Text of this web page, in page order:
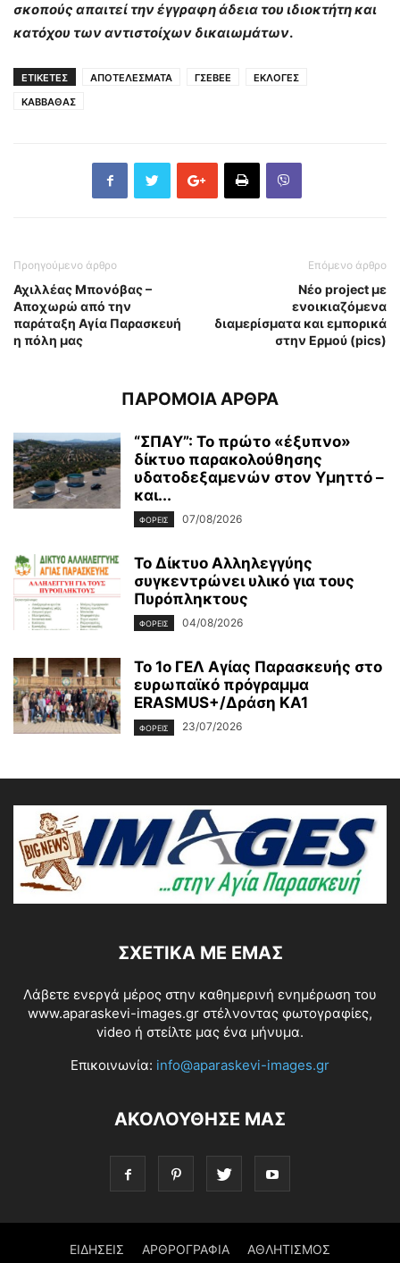
σκοπούς απαιτεί την έγγραφη άδεια του ιδιοκτήτη και
κατόχου των αντιστοίχων δικαιωμάτων.
ΕΤΙΚΕΤΕΣ ΑΠΟΤΕΛΕΣΜΑΤΑ ΓΣΕΒΕΕ
ΕΚΛΟΓΕΣ
ΚΑΒΒΑΘΑΣ
Προηγούμενο άρθρο
Αχιλλέας Μπονόβας –
Αποχωρώ από την
παράταξη Αγία Παρασκευή
η πόλη μας
Επόμενο άρθρο
Νέο project με
ενοικιαζόμενα
διαμερίσματα και εμπορικά
στην Ερμού (pics)
ΠΑΡΟΜΟΙΑ ΑΡΘΡΑ
“ΣΠΑΥ”: Το πρώτο «έξυπνο»
δίκτυο παρακολούθησης
υδατοδεξαμενών στον Υμηττό –
και...
ΦΟΡΕΙΣ 07/08/2026
To Δίκτυο Αλληλεγγύης
συγκεντρώνει υλικό για τους
Πυρόπληκτους
ΦΟΡΕΙΣ 04/08/2026
Το 1ο ΓΕΛ Αγίας Παρασκευής στο
ευρωπαϊκό πρόγραμμα
ERASMUS+/Δράση ΚΑ1
ΦΟΡΕΙΣ 23/07/2026
ΣΧΕΤΙΚΆ ΜΕ ΕΜΆΣ
Λάβετε ενεργά μέρος στην καθημερινή ενημέρωση του
www.aparaskevi-images.gr στέλνοντας φωτογραφίες,
video ή στείλτε μας ένα μήνυμα.
Επικοινωνία: info@aparaskevi-images.gr
ΑΚΟΛΟΥΘΗΣΕ ΜΑΣ
ΕΙΔΗΣΕΙΣ ΑΡΘΡΟΓΡΑΦΙΑ ΑΘΛΗΤΙΣΜΟΣ